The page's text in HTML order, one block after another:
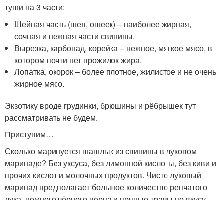
туши на 3 части:
Шейная часть (шея, ошеек) – наиболее жирная,
сочная и нежная части свинины.
Вырезка, карбонад, корейка – нежное, мягкое мясо, в
котором почти нет прожилок жира.
Лопатка, окорок – более плотное, жилистое и не очень
жирное мясо.
Экзотику вроде грудинки, брюшины и рёбрышек тут
рассматривать не будем.
Приступим…
Сколько маринуется шашлык из свинины в луковом
маринаде? Без уксуса, без лимонной кислоты, без киви и
прочих кислот и молочных продуктов. Чисто луковый
маринад предполагает большое количество репчатого